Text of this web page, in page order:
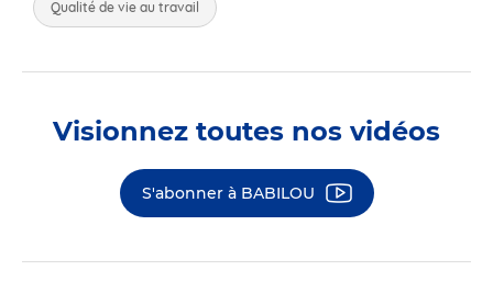
Qualité de vie au travail
Visionnez toutes nos vidéos
S'abonner à BABILOU